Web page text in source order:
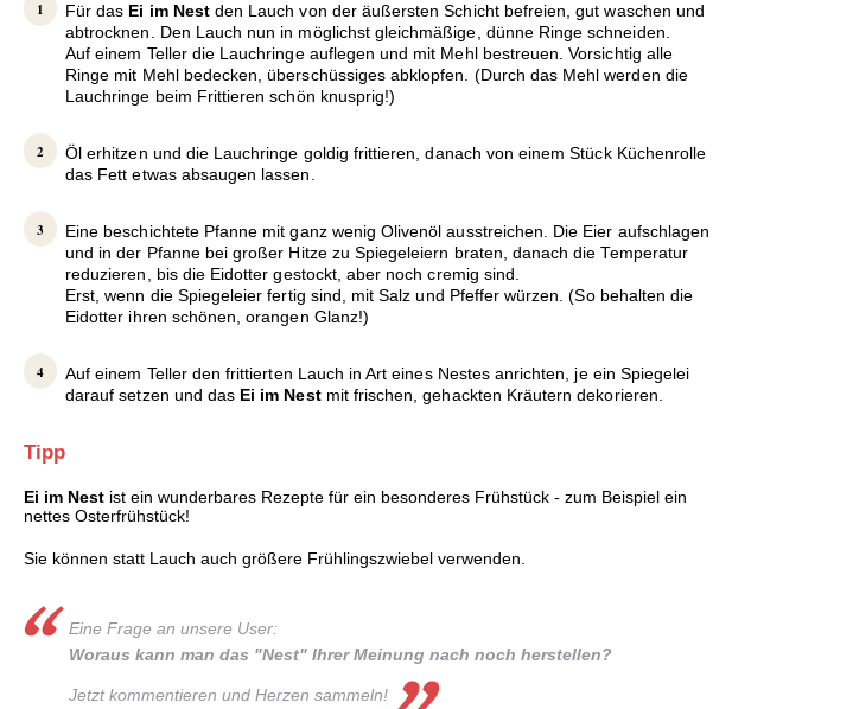
Für das Ei im Nestden Lauch von der äußersten Schicht befreien, gut waschen und
abtrocknen. Den Lauch nun in möglichst gleichmäßige, dünne Ringe schneiden.
Auf einem Teller die Lauchringe auflegen und mit Mehl bestreuen. Vorsichtig alle
Ringe mit Mehl bedecken, überschüssiges abklopfen. (Durch das Mehl werden die
Lauchringe beim Frittieren schön knusprig!)
Öl erhitzen und die Lauchringe goldig frittieren, danach von einem Stück Küchenrolle
das Fett etwas absaugen lassen.
Eine beschichtete Pfanne mit ganz wenig Olivenöl ausstreichen. Die Eier aufschlagen
und in der Pfanne bei großer Hitze zu Spiegeleiern braten, danach die Temperatur
reduzieren, bis die Eidotter gestockt, aber noch cremig sind.
Erst, wenn die Spiegeleier fertig sind, mit Salz und Pfeffer würzen. (So behalten die
Eidotter ihren schönen, orangen Glanz!)
Auf einem Teller den frittierten Lauch in Art eines Nestes anrichten, je ein Spiegelei
darauf setzen und das Ei im Nestmit frischen, gehackten Kräutern dekorieren.
Tipp
Ei im Nest ist ein wunderbares Rezepte für ein besonderes Frühstück - zum Beispiel ein
nettes Osterfrühstück!
Sie können statt Lauch auch größere Frühlingszwiebel verwenden.
Eine Frage an unsere User:
Woraus kann man das "Nest" Ihrer Meinung nach noch herstellen?
Jetzt kommentieren und Herzen sammeln!